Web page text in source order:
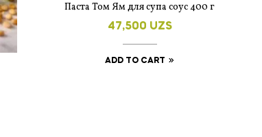
Паста Том Ям для супа соус 400 г
47,500 UZS
ADD TO CART